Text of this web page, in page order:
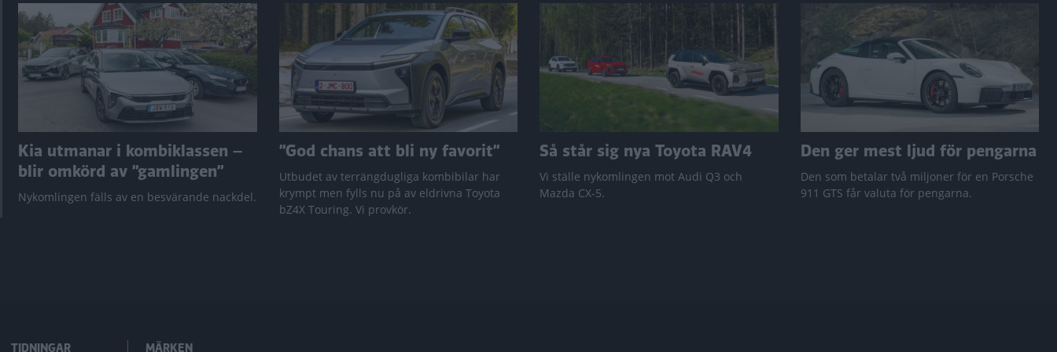
Kia utmanar i kombiklassen –
blir omkörd av ”gamlingen”
Nykomlingen fälls av en besvärande nackdel.
”God chans att bli ny favorit”
Utbudet av terrängdugliga kombibilar har
krympt men fylls nu på av eldrivna Toyota
bZ4X Touring. Vi provkör.
Så står sig nya Toyota RAV4
Vi ställe nykomlingen mot Audi Q3 och
Mazda CX-5.
Den ger mest ljud för pengarna
Den som betalar två miljoner för en Porsche
911 GTS får valuta för pengarna.
TIDNINGAR MÄRKEN